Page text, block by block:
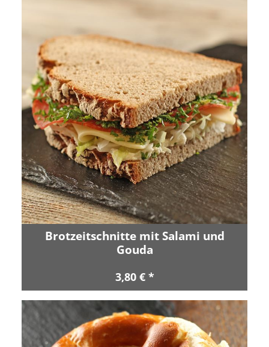
Brotzeitschnitte mit Salami und
Gouda
3,80 € *